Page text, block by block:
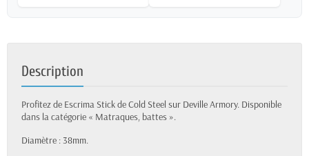
Description
Profitez de Escrima Stick de Cold Steel sur Deville Armory. Disponible
dans la catégorie « Matraques, battes ».
Diamètre : 38mm.